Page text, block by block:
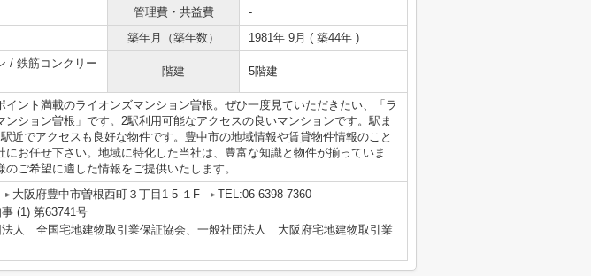
管理費・共益費
-
築年月（築年数） 1981年 9月 ( 築44年 )
/ 鉄筋コンクリー
階建 5階建
イント満載のライオンズマンション曽根。ぜひ一度見ていただきたい、「ラ
ンション曽根」です。2駅利用可能なアクセスの良いマンションです。駅ま
近でアクセスも良好な物件です。豊中市の地域情報や賃貸物件情報のこと
にお任せ下さい。地域に特化した当社は、豊富な知識と物件が揃っていま
のご希望に適した情報をご提供いたします。
大阪府豊中市曽根西町３丁目1-5-１F
TEL:06-6398-7360
(1) 第63741号
法人 全国宅地建物取引業保証協会、一般社団法人 大阪府宅地建物取引業